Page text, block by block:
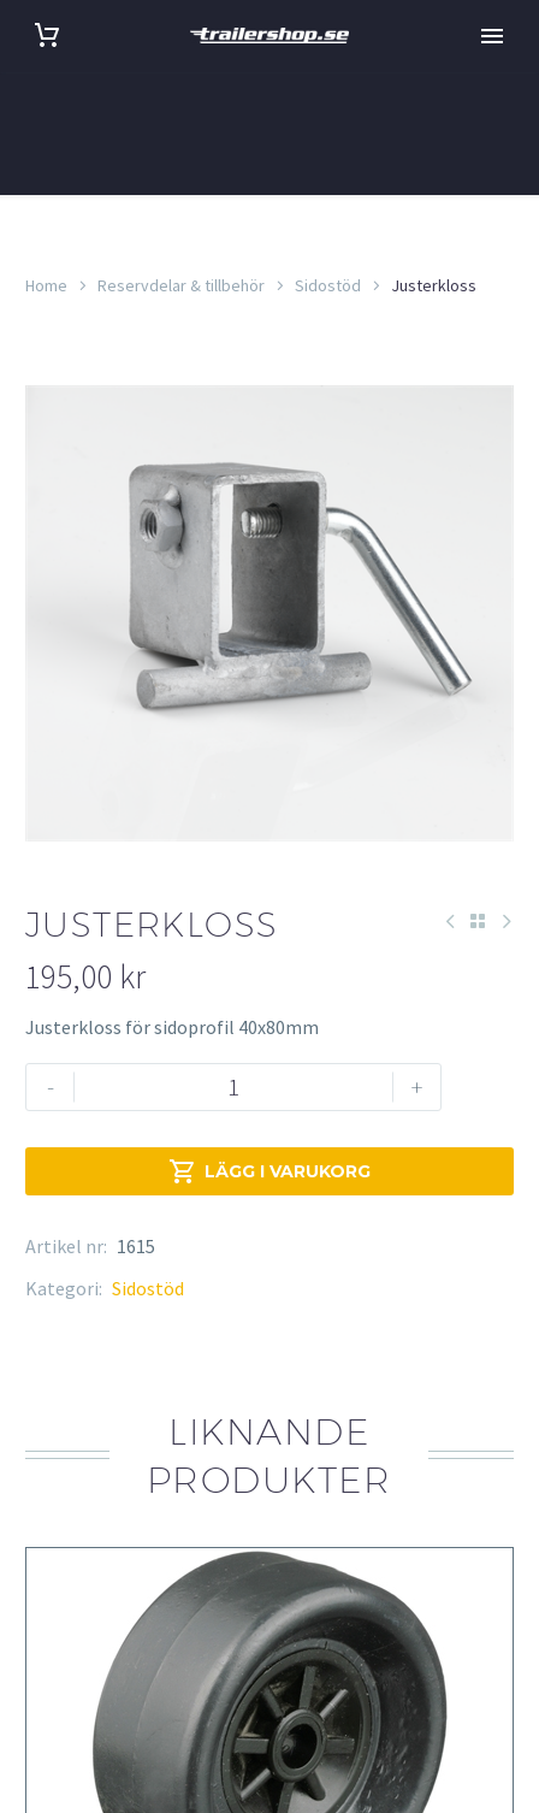
Home Reservdelar & tillbehör Sidostöd Justerkloss
JUSTERKLOSS
195,00 kr
Justerkloss för sidoprofil 40x80mm
-
Justerkloss
mängd
+
 LÄGG I VARUKORG
Artikel nr: 1615
Kategori: Sidostöd
LIKNANDE
PRODUKTER